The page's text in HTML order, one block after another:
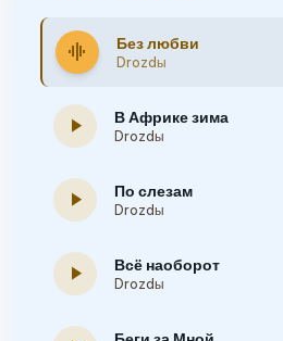
graphic_eq Без любви
Drozdы
play_arrow В Африке зима
Drozdы
play_arrow По слезам
Drozdы
play_arrow Всё наоборот
Drozdы